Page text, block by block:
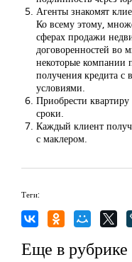
Агенты знакомят
Ко всему этому,
сферах продажи
договоренностей во
некоторые компании
получения кредита с
условиями.
Приобрести
сроки.
Каждый клиент
с маклером.
Теги:
Еще в